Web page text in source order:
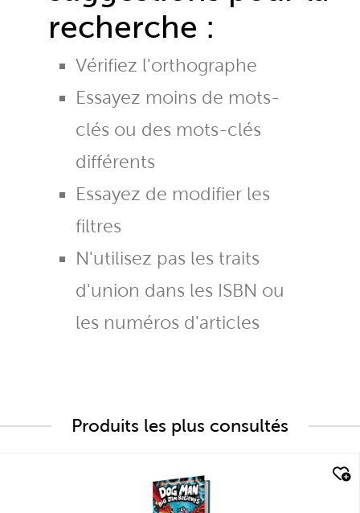
recherche :
Vérifiez l'orthographe
Essayez moins de mots-
clés ou des mots-clés
différents
Essayez de modifier les
filtres
N'utilisez pas les traits
d'union dans les ISBN ou
les numéros d'articles
Produits les plus consultés